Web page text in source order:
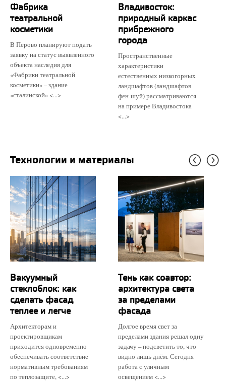
Фабрика
театральной
косметики
В Перово планируют подать
заявку на статус выявленного
объекта наследия для
«Фабрики театральной
косметики» – здание
«сталинской» <...>
Владивосток:
природный каркас
прибрежного
города
Пространственные
характеристики
естественных низкогорных
ландшафтов (ландшафтов
фен-шуй) рассматриваются
на примере Владивостока
<...>
Технологии и материалы
Вакуумный
стеклоблок: как
сделать фасад
теплее и легче
Архитекторам и
проектировщикам
приходится одновременно
обеспечивать соответствие
нормативным требованиям
по теплозащите, <...>
Тень как соавтор:
архитектура света
за пределами
фасада
Долгое время свет за
пределами здания решал одну
задачу – подсветить то, что
видно лишь днём. Сегодня
работа с уличным
освещением <...>